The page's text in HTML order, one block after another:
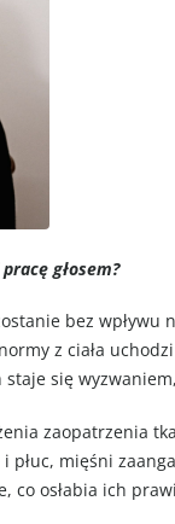
głosem?
bez wpływu
z ciała
się
zaopatrzenia
płuc, mięśni
co osłabia ich